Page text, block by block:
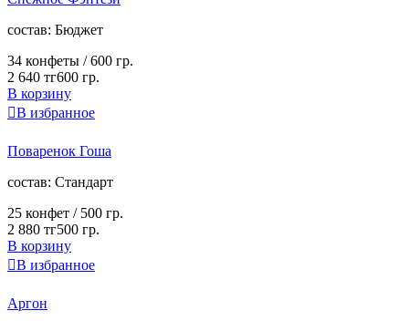
cостав: Бюджет
34 конфеты /600 гр.
2 640 тг600 гр.
В корзину
В избранное
Поваренок Гоша
cостав: Стандарт
25 конфет / 500 гр.
2 880 тг500 гр.
В корзину
В избранное
Аргон